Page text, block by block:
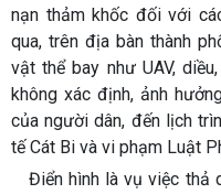
nạn thảm khốc đối với
qua, trên địa bàn thành
vật thể bay như UAV,
không xác định, ảnh
của người dân, đến lịch
tế Cát Bi và vi phạm Luật
Điển hình là vụ việc thả